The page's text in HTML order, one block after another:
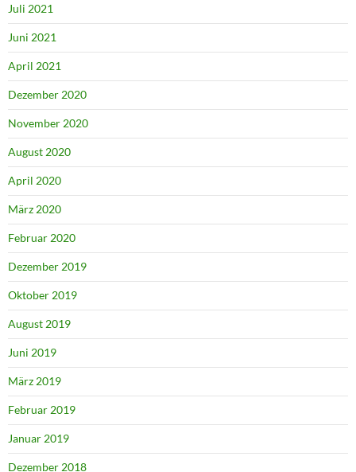
Juli 2021
Juni 2021
April 2021
Dezember 2020
November 2020
August 2020
April 2020
März 2020
Februar 2020
Dezember 2019
Oktober 2019
August 2019
Juni 2019
März 2019
Februar 2019
Januar 2019
Dezember 2018